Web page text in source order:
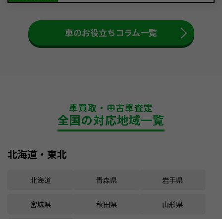
車のお役立ちコラム一覧
車買取・中古車査定
全国の対応地域一覧
北海道・東北
北海道 青森県 岩手県
宮城県 秋田県 山形県